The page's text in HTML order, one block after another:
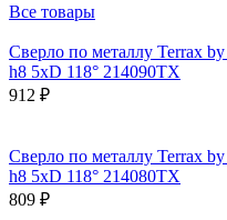
Все товары
Сверло по металлу Terrax
h8 5xD 118° 214090TX
912 ₽
Сверло по металлу Terrax
h8 5xD 118° 214080TX
809 ₽